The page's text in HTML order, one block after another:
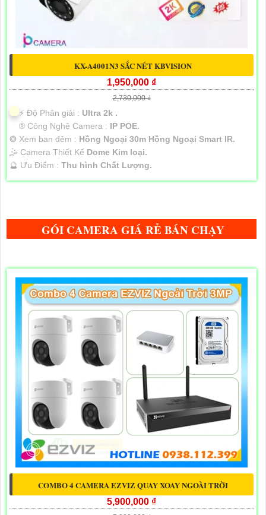
KX-A4001N3 SẮC NÉT KBVISION
1,950,000 ₫
2,730,000 ₫
️⚡ Độ Phân giải : Ultra 2k .
®️ Công Nghệ Camera : IP POE.
❂ Xem ban đêm : Hồng Ngoại 30m Hồng Ngoại Smart IR.
🤹 Camera Thiết Kế Dome Kim loại.
️🔮 Ưu Điểm : Thu hình Chất Lượng.
GÓI CAMERA GIÁ RẺ BÁN CHẠY
COMBO 4 CAMERA EZVIZ QUAY XOAY NGOÀI TRỜI
5,900,000 ₫